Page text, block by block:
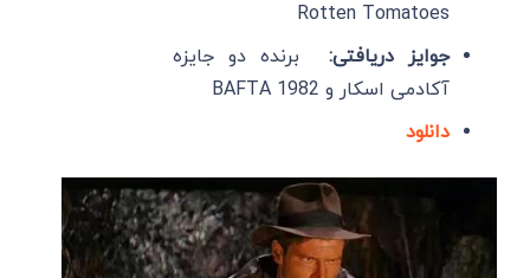
Rotten Tomatoes
جوایز دریافتی: برنده دو جایزه
آکادمی اسکار و BAFTA 1982
دانلود